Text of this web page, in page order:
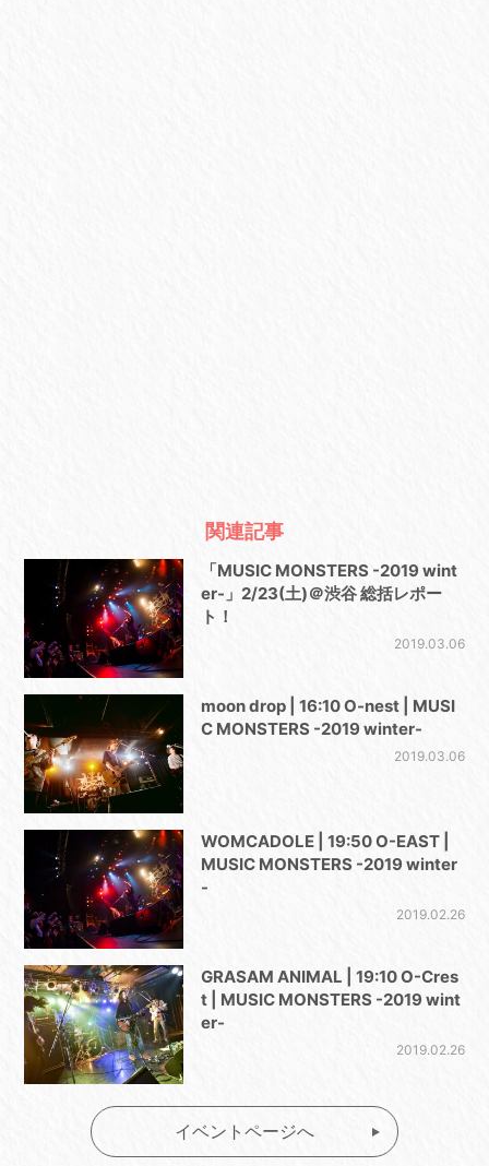
関連記事
「MUSIC MONSTERS -2019 wint
er-」2/23(土)＠渋谷 総括レポー
ト！
2019.03.06
moon drop | 16:10 O-nest | MUSI
C MONSTERS -2019 winter-
2019.03.06
WOMCADOLE | 19:50 O-EAST |
MUSIC MONSTERS -2019 winter
-
2019.02.26
GRASAM ANIMAL | 19:10 O-Cres
t | MUSIC MONSTERS -2019 wint
er-
2019.02.26
イベントページへ